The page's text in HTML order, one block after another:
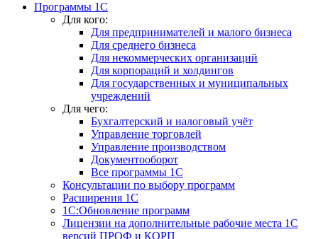
Программы 1С
Для кого:
Для предпринимателей и малого бизнеса
Для среднего бизнеса
Для некоммерческих организаций
Для корпораций и холдингов
Для государственных и муниципальных
учреждений
Для чего:
Бухгалтерский и налоговый учёт
Управление торговлей
Управление производством
Документооборот
Все программы 1С
Консультации по выбору программ
Расширения 1С
1С:Обновление программ
Лицензии на дополнительные рабочие места 1С
версий ПРОФ и КОРП